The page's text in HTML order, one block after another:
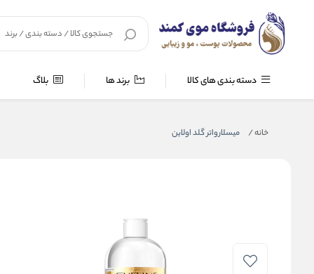
دسته بندی های کالا برند ها بلاگ
خانه/ میسلارواتر گلد اولاین